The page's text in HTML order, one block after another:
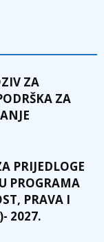
ZA
ZA
PRIJEDLOGE
PROGRAMA
PRAVA I
2027.